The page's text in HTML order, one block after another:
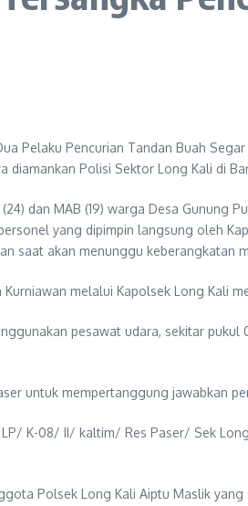
Pelaku Pencurian Tandan Buah
diamankan Polisi Sektor Long Kali di
dan MAB (19) warga Desa Gunung
yang dipimpin langsung oleh
saat akan menunggu keberangkatan
Kurniawan melalui Kapolsek Long Kali
pesawat udara, sekitar
untuk mempertanggung jawabkan
K-08/ II/ kaltim/ Res Paser/ Sek
Polsek Long Kali Aiptu Maslik